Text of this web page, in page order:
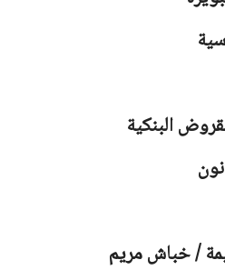
البنكية
/ خباش مريم